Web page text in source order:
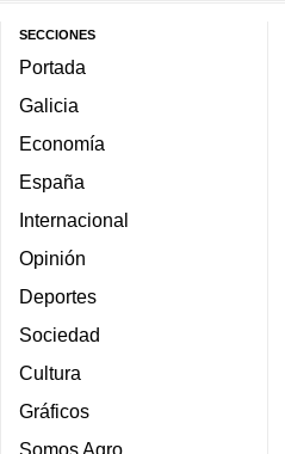
SECCIONES
Portada
Galicia
Economía
España
Internacional
Opinión
Deportes
Sociedad
Cultura
Gráficos
Somos Agro